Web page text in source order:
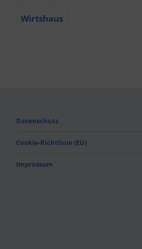
Wirtshaus
Datenschutz
Cookie-Richtlinie (EU)
Impressum